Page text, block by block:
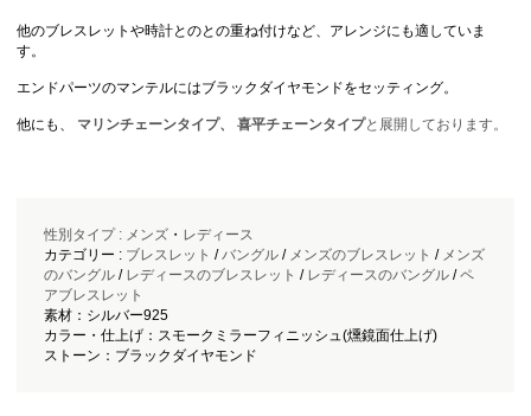
他のブレスレットや時計とのとの重ね付けなど、アレンジにも適していま
す。
エンドパーツのマンテルにはブラックダイヤモンドをセッティング。
他にも、 マリンチェーンタイプ、 喜平チェーンタイプと展開しております。
性別タイプ : メンズ・ レディース
カテゴリー : ブレスレット / バングル/ メンズのブレスレット / メンズ
のバングル/ レディースのブレスレット / レディースのバングル/ペ
アブレスレット
素材：シルバー925
カラー・仕上げ：スモークミラーフィニッシュ(燻鏡面仕上げ)
ストーン：ブラックダイヤモンド